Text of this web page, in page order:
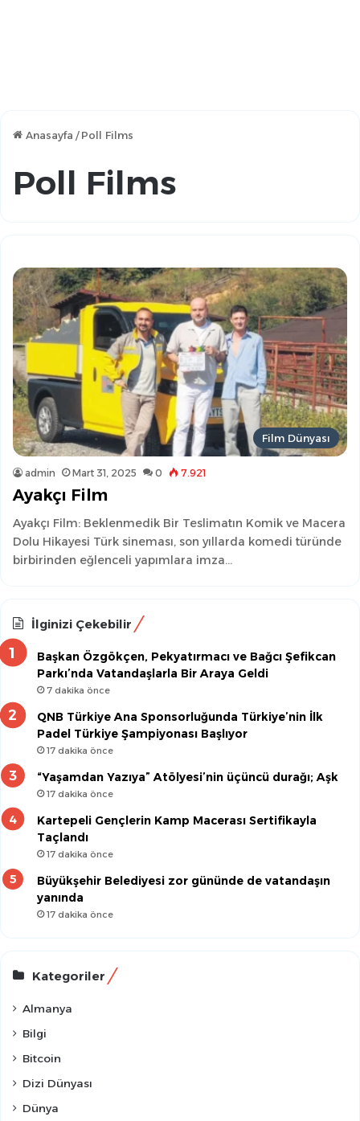
Anasayfa / Poll Films
Poll Films
Film Dünyası
admin Mart 31, 2025 0 7.921
Ayakçı Film
Ayakçı Film: Beklenmedik Bir Teslimatın Komik ve Macera
Dolu Hikayesi Türk sineması, son yıllarda komedi türünde
birbirinden eğlenceli yapımlara imza…
İlginizi Çekebilir
Başkan Özgökçen, Pekyatırmacı ve Bağcı Şefikcan
Parkı’nda Vatandaşlarla Bir Araya Geldi
7 dakika önce
QNB Türkiye Ana Sponsorluğunda Türkiye’nin İlk
Padel Türkiye Şampiyonası Başlıyor
17 dakika önce
“Yaşamdan Yazıya” Atölyesi’nin üçüncü durağı; Aşk
17 dakika önce
Kartepeli Gençlerin Kamp Macerası Sertifikayla
Taçlandı
17 dakika önce
Büyükşehir Belediyesi zor gününde de vatandaşın
yanında
17 dakika önce
Kategoriler
Almanya
Bilgi
Bitcoin
Dizi Dünyası
Dünya